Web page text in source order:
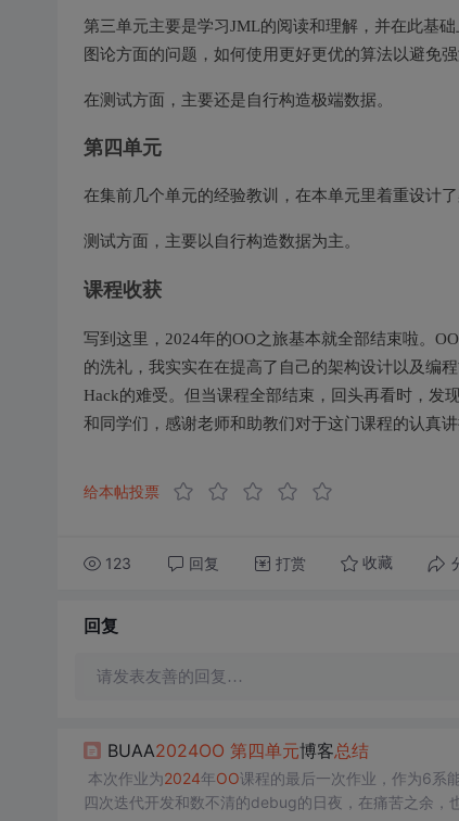
第三单元主要是学习JML的阅读和理解，并在此基
图论方面的问题，如何使用更好更优的算法以避免
在测试方面，主要还是自行构造极端数据。
第四单元
在集前几个单元的经验教训，在本单元里着重设计
测试方面，主要以自行构造数据为主。
课程收获
写到这里，2024年的OO之旅基本就全部结束啦。
的洗礼，我实实在在提高了自己的架构设计以及编
Hack的难受。但当课程全部结束，回头再看时，发
和同学们，感谢老师和助教们对于这门课程的认真讲
给本帖投票
123 回复 打赏 收藏
回复
请发表友善的回复…
BUAA2024OO 第四单元博客总结
​ 本次作业为2024年OO课程的最后一次作业，作为6系
四次迭代开发和数不清的debug的日夜，在痛苦之余，